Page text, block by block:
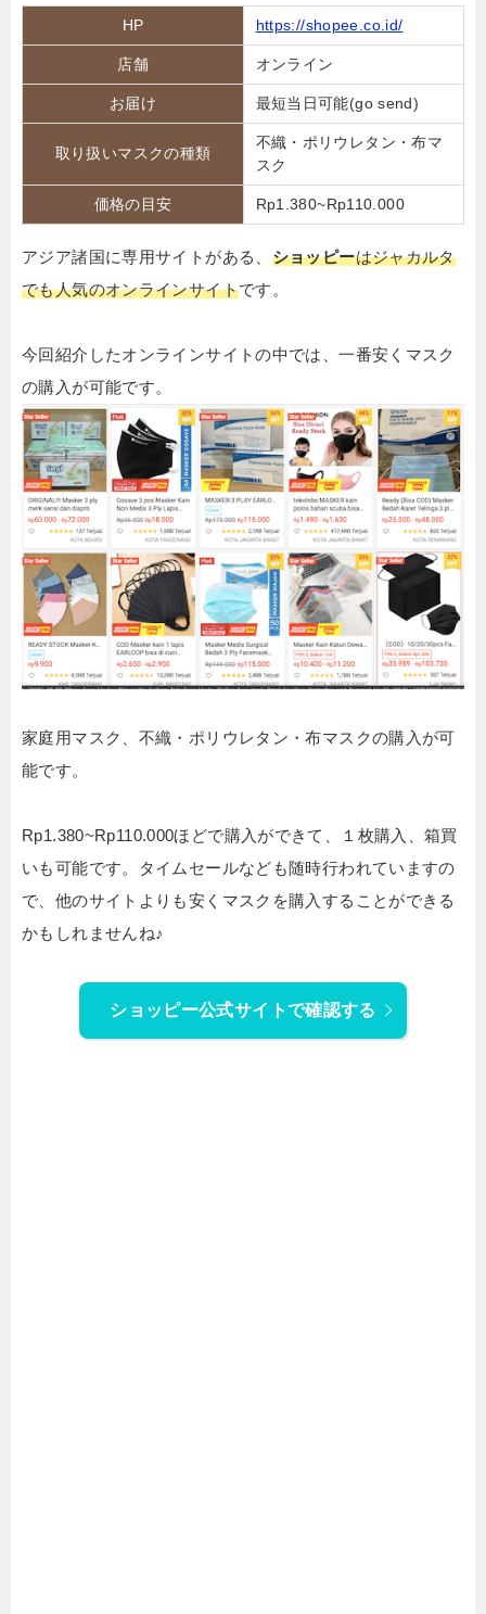
HP https://shopee.co.id/
店舗 オンライン
お届け 最短当日可能(go send)
取り扱いマスクの種類
不織・ポリウレタン・布マ
スク
価格の目安 Rp1.380~Rp110.000
アジア諸国に専用サイトがある、 ショッピーはジャカルタ
でも人気のオンラインサイトです。
今回紹介したオンラインサイトの中では、一番安くマスク
の購入が可能です。
家庭用マスク、不織・ポリウレタン・布マスクの購入が可
能です。
Rp1.380~Rp110.000ほどで購入ができて、１枚購入、箱買
いも可能です。タイムセールなども随時行われていますの
で、他のサイトよりも安くマスクを購入することができる
かもしれませんね♪
ショッピー公式サイトで確認する